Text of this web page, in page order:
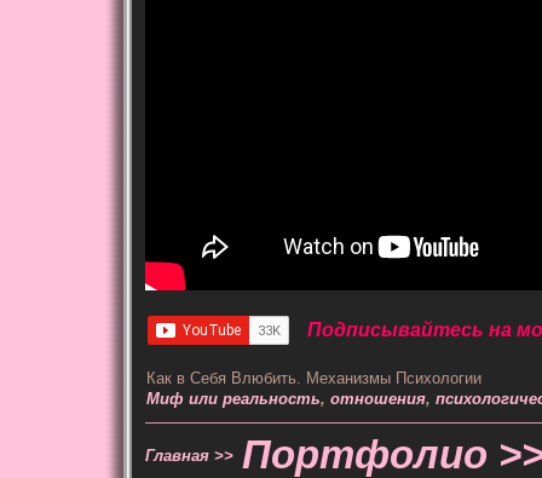
Подписывайтесь на
Как в Себя Влюбить. Механизмы Психологии
Миф или реальность, отношения,
Главная >> Портфолио